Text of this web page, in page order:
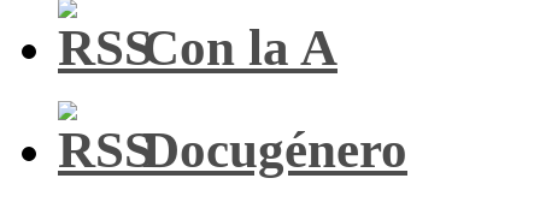
Con la A
Docugénero